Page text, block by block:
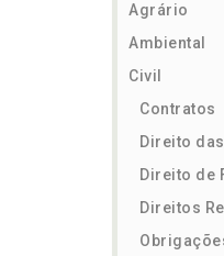
Agrário
Ambiental
Civil
Contratos
Direito
Direito de